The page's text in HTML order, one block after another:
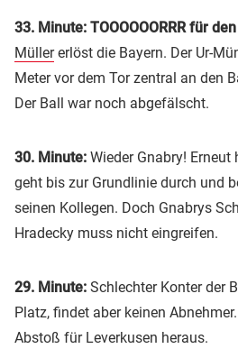
33. Minute: TOOOOOORRR für
Müllererlöst die Bayern. Der Ur-
Meter vor dem Tor zentral an den
Der Ball war noch abgefälscht.
30. Minute: Wieder Gnabry!
geht bis zur Grundlinie durch und
seinen Kollegen. Doch Gnabrys
Hradecky muss nicht eingreifen.
29. Minute: Schlechter Konter der
Platz, findet aber keinen
Abstoß für Leverkusen heraus.